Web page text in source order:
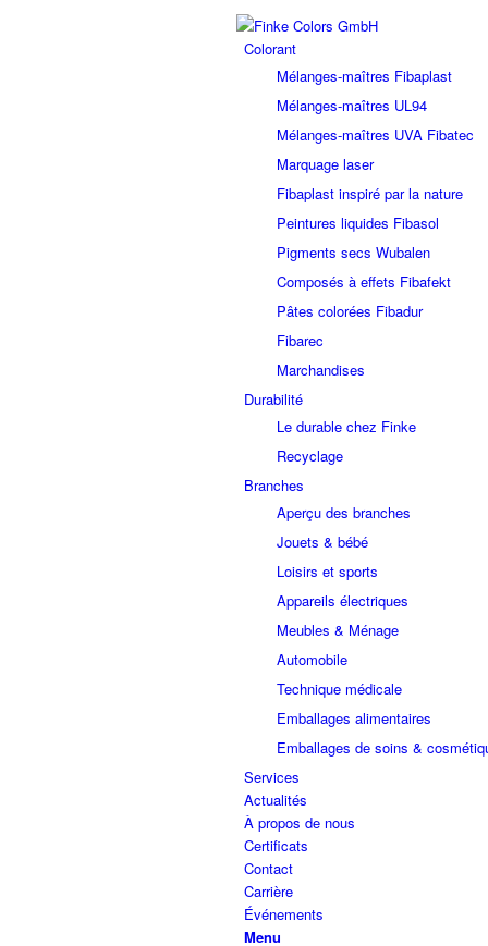
Colorant
Mélanges-maîtres Fibaplast
Mélanges-maîtres UL94
Mélanges-maîtres UVA Fibatec
Marquage laser
Fibaplast inspiré par la nature
Peintures liquides Fibasol
Pigments secs Wubalen
Composés à effets Fibafekt
Pâtes colorées Fibadur
Fibarec
Marchandises
Durabilité
Le durable chez Finke
Recyclage
Branches
Aperçu des branches
Jouets & bébé
Loisirs et sports
Appareils électriques
Meubles & Ménage
Automobile
Technique médicale
Emballages alimentaires
Emballages de soins &
Services
Actualités
À propos de nous
Certificats
Contact
Carrière
Événements
Menu